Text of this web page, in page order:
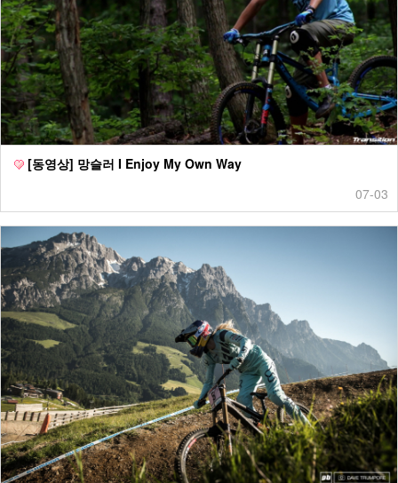
[동영상] 망슬러 I Enjoy My Own Way
07-03